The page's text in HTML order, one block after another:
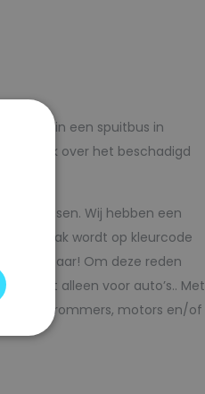
in een spuitbus in
lak over het beschadigd
Wij hebben een
autolak wordt op kleurcode
leverbaar! Om deze reden
niet alleen voor auto’s.. Met
brommers, motors en/of